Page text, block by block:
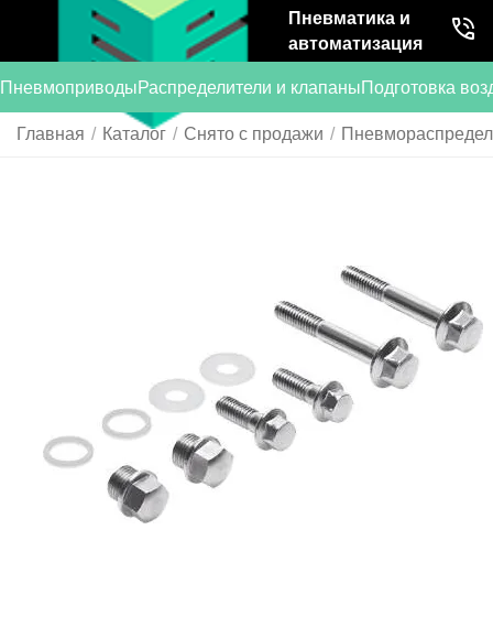
Пневматика и
автоматизация
ПневмоприводыРаспределители и клапаныПодготовка
Главная / Каталог / Снято с продажи /